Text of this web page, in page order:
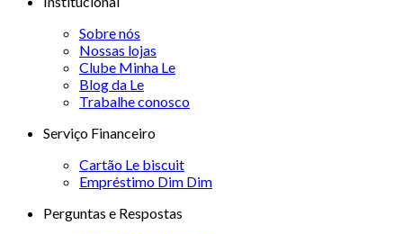
Sobre nós
Nossas lojas
Clube Minha Le
Blog da Le
Trabalhe conosco
Serviço Financeiro
Cartão Le biscuit
Empréstimo Dim Dim
Perguntas e Respostas